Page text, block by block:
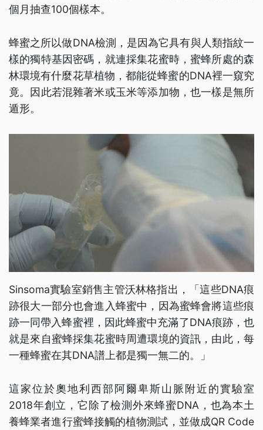
個月抽查100個樣本。
蜂蜜之所以做DNA檢測，是因為它具有與人類指紋一
樣的獨特基因密碼，就連採集花蜜時，蜜蜂所處的森
林環境有什麼花草植物，都能從蜂蜜的DNA裡一窺究
竟。因此若混雜著米或玉米等添加物，也一樣是無所
遁形。
Sinsoma實驗室銷售主管沃林格指出，「這些DNA痕
跡很大一部分也會進入蜂蜜中，因為蜜蜂會將這些痕
跡一同帶入蜂蜜裡，因此蜂蜜中充滿了DNA痕跡，也
就是來自蜜蜂採集花蜜時周遭環境的資訊，由此，每
一種蜂蜜在其DNA譜上都是獨一無二的。」
這家位於奧地利西部阿爾卑斯山脈附近的實驗室
2018年創立，它除了檢測外來蜂蜜DNA，也為本土
養蜂業者進行蜜蜂接觸的植物測試，並做成QR Code